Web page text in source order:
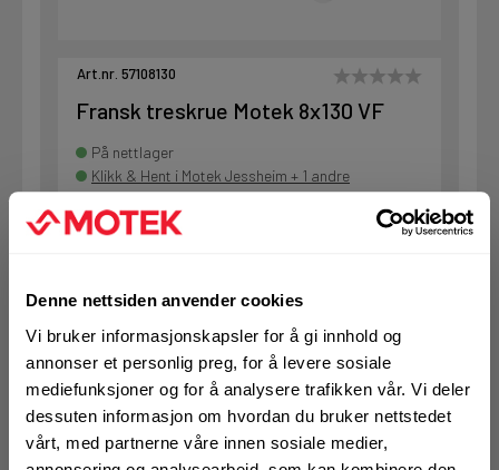
Denne nettsiden anvender cookies
Vi bruker informasjonskapsler for å gi innhold og
annonser et personlig preg, for å levere sosiale
mediefunksjoner og for å analysere trafikken vår. Vi deler
dessuten informasjon om hvordan du bruker nettstedet
vårt, med partnerne våre innen sosiale medier,
Art.nr. 57108130
Fransk treskrue Motek 8x130 VF
På nettlager
Klikk & Hent i Motek Jessheim + 1 andre
1 Pakke a 50 Stk
Alternativ pakning
Logg inn eller
registrer deg for å
se din avtalepris
KJØP
Handleliste
Art.nr. 57110040